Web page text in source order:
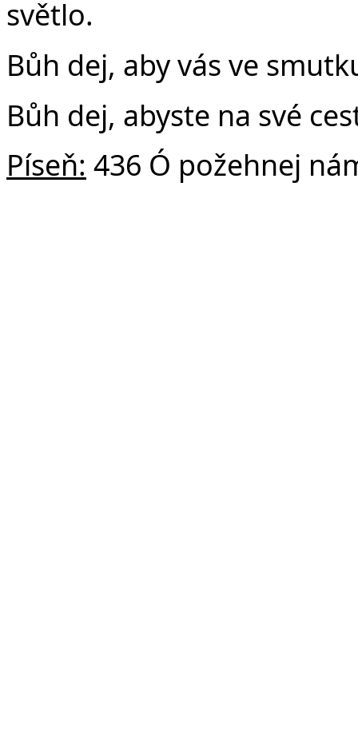
světlo.
Bůh dej, aby vás ve
Bůh dej, abyste na své
Píseň: 436 Ó požehnej